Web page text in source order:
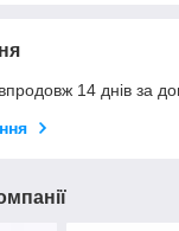
14 днів за